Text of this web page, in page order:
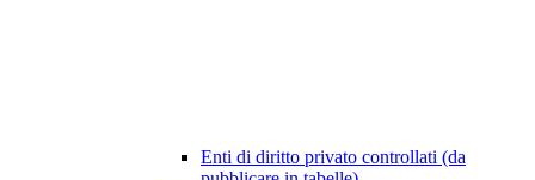
Enti di diritto privato controllati (da